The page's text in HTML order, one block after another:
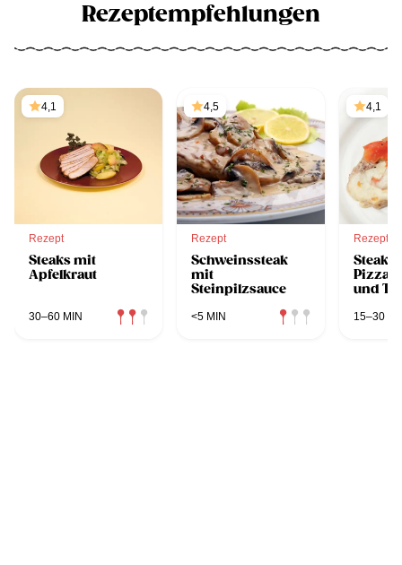
Rezeptempfehlungen
4,1
Rezept
Steaks mit
Apfelkraut
30–60 MIN
4,5
Rezept
Schweinssteak
mit
Steinpilzsauce
<5 MIN
4,1
Rezept
Steaks
und
15–30